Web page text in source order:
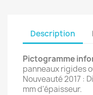
Description
Pictogramme
panneaux rigides
Nouveauté 2017 :
mm d'épaisseur.